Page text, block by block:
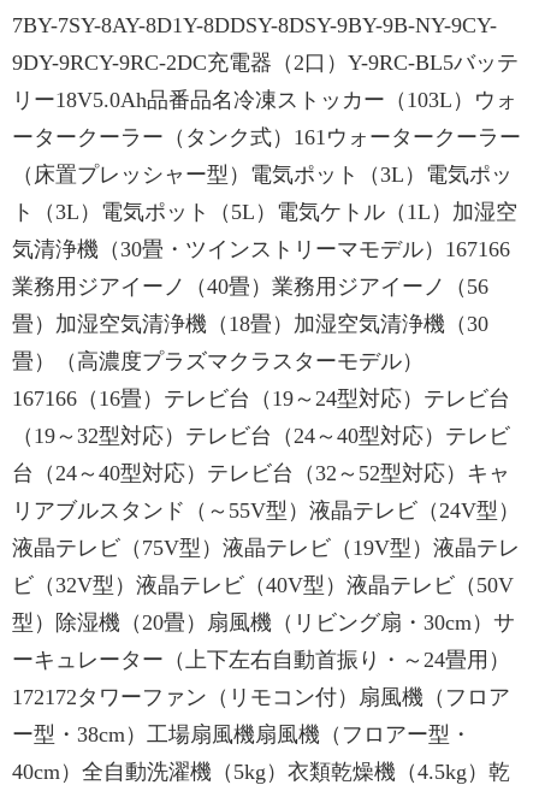
7BY-7SY-8AY-8D1Y-8DDSY-8DSY-9BY-9B-NY-9CY-
9DY-9RCY-9RC-2DC充電器（2口）Y-9RC-BL5バッテ
リー18V5.0Ah品番品名冷凍ストッカー（103L）ウォ
ータークーラー（タンク式）161ウォータークーラー
（床置プレッシャー型）電気ポット（3L）電気ポッ
ト（3L）電気ポット（5L）電気ケトル（1L）加湿空
気清浄機（30畳・ツインストリーマモデル）167166
業務用ジアイーノ（40畳）業務用ジアイーノ（56
畳）加湿空気清浄機（18畳）加湿空気清浄機（30
畳）（高濃度プラズマクラスターモデル）
167166（16畳）テレビ台（19～24型対応）テレビ台
（19～32型対応）テレビ台（24～40型対応）テレビ
台（24～40型対応）テレビ台（32～52型対応）キャ
リアブルスタンド（～55V型）液晶テレビ（24V型）
液晶テレビ（75V型）液晶テレビ（19V型）液晶テレ
ビ（32V型）液晶テレビ（40V型）液晶テレビ（50V
型）除湿機（20畳）扇風機（リビング扇・30cm）サ
ーキュレーター（上下左右自動首振り・～24畳用）
172172タワーファン（リモコン付）扇風機（フロア
ー型・38cm）工場扇風機扇風機（フロアー型・
40cm）全自動洗濯機（5kg）衣類乾燥機（4.5kg）乾